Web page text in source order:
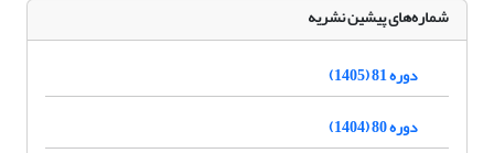
شماره‌های پیشین نشریه
دوره 81 (1405)
دوره 80 (1404)